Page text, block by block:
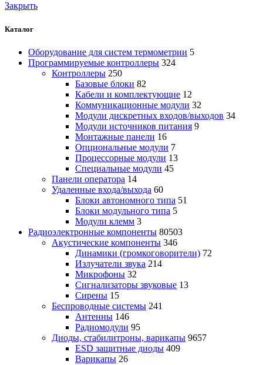
Закрыть
Каталог
Оборудование для систем термометрии 5
Программируемые контроллеры 324
Контроллеры 250
Базовые блоки 82
Кабели и комплектующие 12
Коммуникационные модули 32
Модули дискретных входов/выходов 34
Модули источников питания 9
Монтажные панели 16
Опциональные модули 7
Процессорные модули 13
Специальные модули 45
Панели оператора 14
Удаленные входа/выхода 60
Блоки автономного типа 51
Блоки модульного типа 5
Модули клемм 3
Радиоэлектронные компоненты 80503
Акустические компоненты 346
Динамики (громкоговорители) 72
Излучатели звука 214
Микрофоны 32
Сигнализаторы звуковые 13
Сирены 15
Беспроводные системы 241
Антенны 146
Радиомодули 95
Диоды, стабилитроны, варикапы 9657
ESD защитные диоды 409
Варикапы 26